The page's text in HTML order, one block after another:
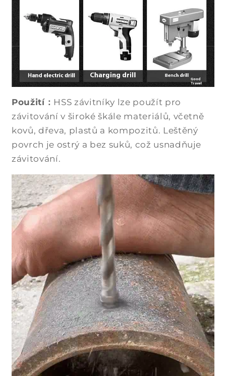
Použití： HSS závitníky lze použít pro
závitování v široké škále materiálů, včetně
kovů, dřeva, plastů a kompozitů. Leštěný
povrch je ostrý a bez suků, což usnadňuje
závitování.